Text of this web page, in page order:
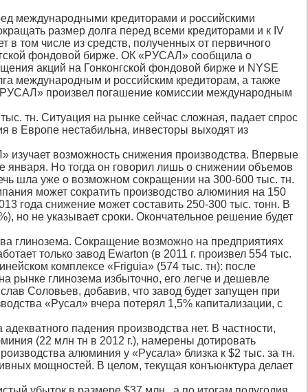
международными кредиторами и российскими
размер долга перед всеми кредиторами и к IV
том числе из средств, полученных от первичного
фондовой бирже. ОК «РУСАЛ» сообщила о
акций на Гонконгской фондовой бирже и NYSE
международным и российским кредиторам, а также
произвел погашение комиссии международным
тн. Ситуация на рынке сейчас сложная, падает спрос
в Европе нестабильна, инвесторы выходят из
изучает возможность снижения производства. Впервые
января. Но тогда он говорил лишь о снижении объемов
шла уже о возможном сокращении на 300-600 тыс. тн.
может сократить производство алюминия на 150
года снижение может составить 250-300 тыс. тонн. В
но не указывает сроки. Окончательное решение будет
глинозема. Сокращение возможно на предприятиях
только завод Ewarton (в 2011 г. произвел 554 тыс.
комплексе «Friguia» (574 тыс. тн): после
рынке глинозема избыточно, его легче и дешевле
Соловьев, добавив, что завод будет запущен при
«Русал» вчера потерял 1,5% капитализации, с
падения производства нет. В частности,
(22 млн тн в 2012 г.), намерены дотировать
алюминия у «Русала» близка к $2 тыс. за тн.
мощностей. В целом, текущая конъюнктура делает